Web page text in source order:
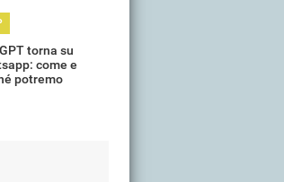
torna su
come e
potremo